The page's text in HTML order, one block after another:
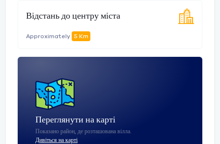
Відстань до центру міста
Approximately 5 Km
Переглянути на карті
Показано район, де розташована вілла.
Дивіться на карті